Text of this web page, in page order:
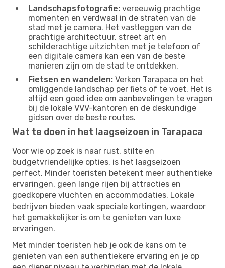
Landschapsfotografie: vereeuwig prachtige
momenten en verdwaal in de straten van de
stad met je camera. Het vastleggen van de
prachtige architectuur, street art en
schilderachtige uitzichten met je telefoon of
een digitale camera kan een van de beste
manieren zijn om de stad te ontdekken.
Fietsen en wandelen: Verken Tarapaca en het
omliggende landschap per fiets of te voet. Het is
altijd een goed idee om aanbevelingen te vragen
bij de lokale VVV-kantoren en de deskundige
gidsen over de beste routes.
Wat te doen in het laagseizoen in Tarapaca
Voor wie op zoek is naar rust, stilte en
budgetvriendelijke opties, is het laagseizoen
perfect. Minder toeristen betekent meer authentieke
ervaringen, geen lange rijen bij attracties en
goedkopere vluchten en accommodaties. Lokale
bedrijven bieden vaak speciale kortingen, waardoor
het gemakkelijker is om te genieten van luxe
ervaringen.
Met minder toeristen heb je ook de kans om te
genieten van een authentiekere ervaring en je op